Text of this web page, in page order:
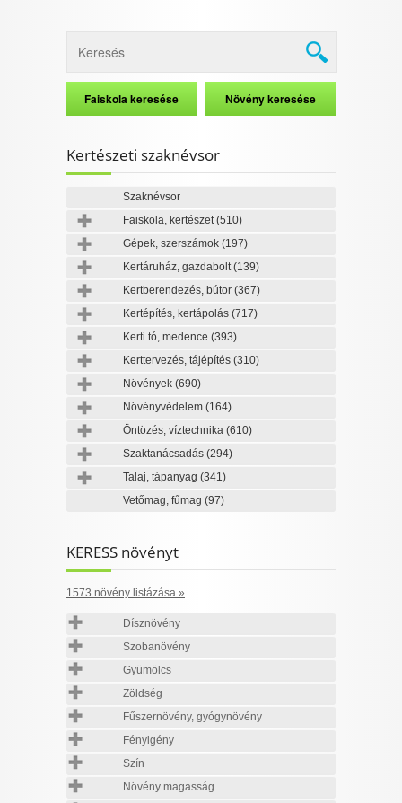
Data Deletion Privacy Policy
Kertészeti szaknévsor
Szaknévsor
Faiskola, kertészet(510)
Gépek, szerszámok (197)
Kertáruház, gazdabolt(139)
Kertberendezés, bútor (367)
Kertépítés, kertápolás (717)
Kerti tó, medence (393)
Kerttervezés, tájépítés (310)
Növények (690)
Növényvédelem (164)
Öntözés, víztechnika (610)
Szaktanácsadás (294)
Talaj, tápanyag (341)
Vetőmag, fűmag (97)
KERESS növényt
1573 növény listázása »
Dísznövény
Szobanövény
Gyümölcs
Zöldség
Fűszernövény, gyógynövény
Fényigény
Szín
Növény magasság